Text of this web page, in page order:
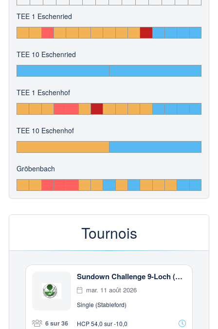
TEE 1 Eschenried
TEE 10 Eschenried
TEE 1 Eschenhof
TEE 10 Eschenhof
Gröbenbach
Tournois
Sundown Challenge 9-Loch (Gut Häusern)
mar. 11 août 2026
Single (Stableford)
6 sur 36 HCP 54,0 sur -10,0